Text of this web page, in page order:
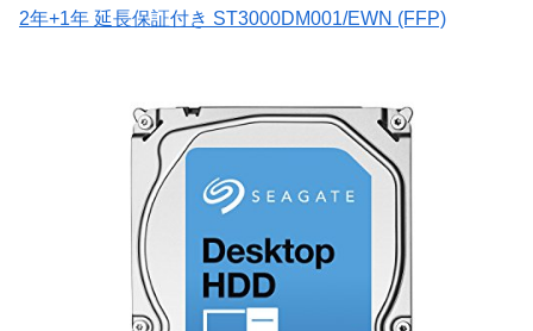
2年+1年 延長保証付き ST3000DM001/EWN (FFP)